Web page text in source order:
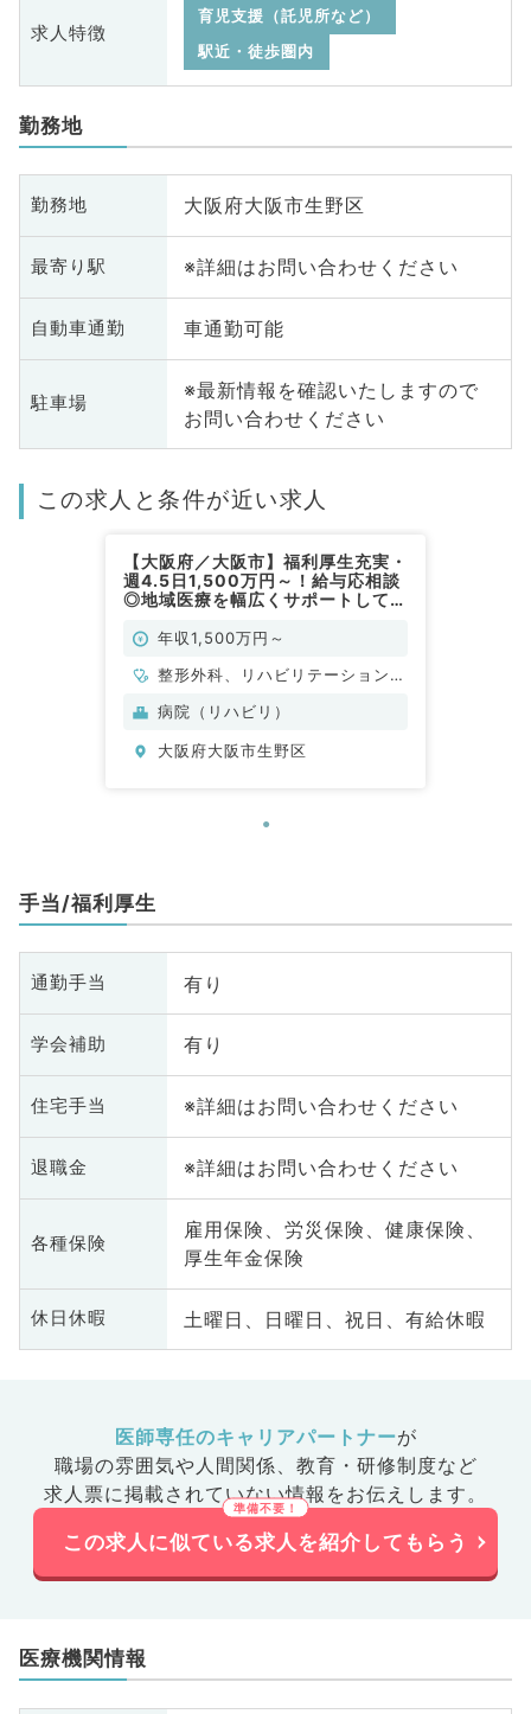
求人特徴
育児支援（託児所など）
駅近・徒歩圏内
勤務地
勤務地 大阪府大阪市生野区
最寄り駅 ※詳細はお問い合わせください
自動車通勤 車通勤可能
駐車場
※最新情報を確認いたしますので
お問い合わせください
この求人と条件が近い求人
【大阪府／大阪市】福利厚生充実・
週4.5日1,500万円～！給与応相談
◎地域医療を幅広くサポートしてい
不問／常勤）
年収1,500万円～
整形外科、リハビリテーション
科、一般内科
病院（リハビリ）
大阪府大阪市生野区
手当/福利厚生
通勤手当 有り
学会補助 有り
住宅手当 ※詳細はお問い合わせください
退職金 ※詳細はお問い合わせください
各種保険
雇用保険、労災保険、健康保険、
厚生年金保険
休日休暇 土曜日、日曜日、祝日、有給休暇
医師専任のキャリアパートナーが
職場の雰囲気や人間関係、 教育・研修制度など
求人票に掲載されていない情報をお伝えします。
この求人に似ている求人を紹介してもらう
医療機関情報